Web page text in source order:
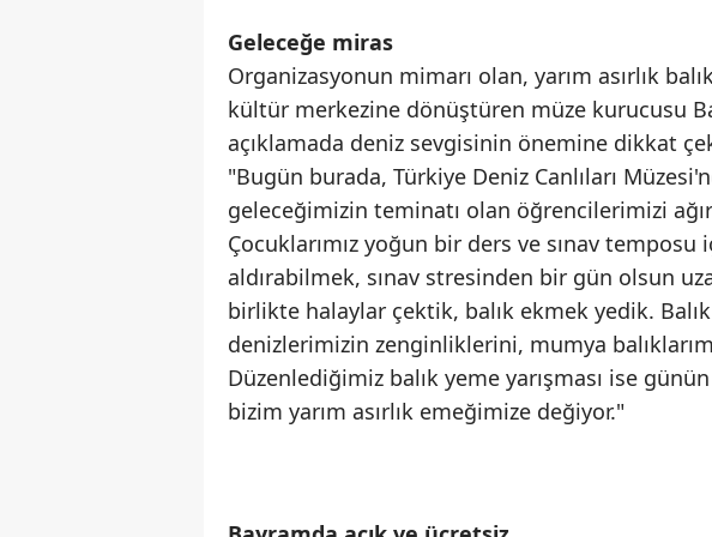
Geleceğe miras
Organizasyonun mimarı olan, yarım asırlık
kültür merkezine dönüştüren müze kurucusu
açıklamada deniz sevgisinin önemine dikkat
"Bugün burada, Türkiye Deniz Canlıları
geleceğimizin teminatı olan öğrencilerimizi
Çocuklarımız yoğun bir ders ve sınav
aldırabilmek, sınav stresinden bir gün olsun
birlikte halaylar çektik, balık ekmek yedik.
denizlerimizin zenginliklerini, mumya
Düzenlediğimiz balık yeme yarışması ise
bizim yarım asırlık emeğimize değiyor."